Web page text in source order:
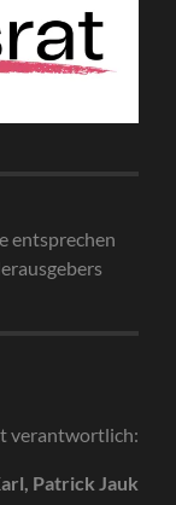
entsprechen
rs
verantwortlich:
Patrick Jauk